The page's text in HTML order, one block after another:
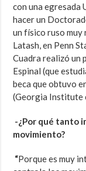
con una egresada
hacer un
un físico ruso muy
Latash, en Penn
Cuadra realizó un
Espinal (que
beca que obtuvo
(Georgia Institute
-¿Por qué tanto
movimiento?
“Porque es muy